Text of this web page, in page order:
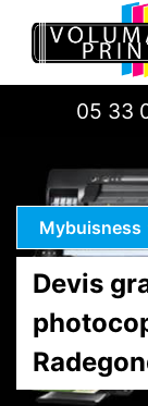
05 33
Mybuisness
Devis